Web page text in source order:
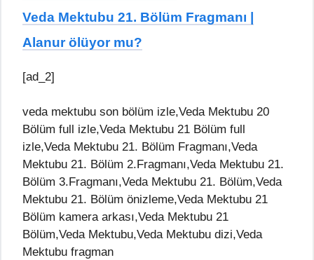
Veda Mektubu 21. Bölüm Fragmanı |
Alanur ölüyor mu?
[ad_2]
veda mektubu son bölüm izle,Veda Mektubu 20
Bölüm full izle,Veda Mektubu 21 Bölüm full
izle,Veda Mektubu 21. Bölüm Fragmanı,Veda
Mektubu 21. Bölüm 2.Fragmanı,Veda Mektubu 21.
Bölüm 3.Fragmanı,Veda Mektubu 21. Bölüm,Veda
Mektubu 21. Bölüm önizleme,Veda Mektubu 21
Bölüm kamera arkası,Veda Mektubu 21
Bölüm,Veda Mektubu,Veda Mektubu dizi,Veda
Mektubu fragman